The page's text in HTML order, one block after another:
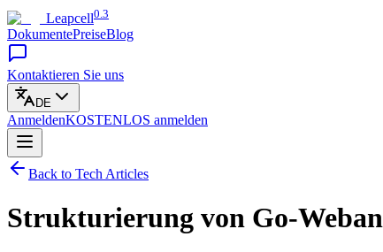
Leapcell0.3
DokumentePreiseBlog
Kontaktieren Sie uns
DE
AnmeldenKOSTENLOS anmelden
Back to Tech Articles
Strukturierung von Go-